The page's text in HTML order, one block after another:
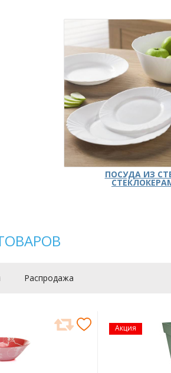
ПОСУДА ИЗ
Распродажа
Акция